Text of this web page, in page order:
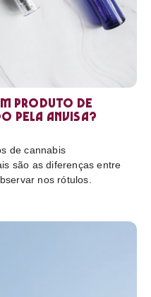
produto de
pela Anvisa?
de cannabis
são as diferenças entre
nos rótulos.